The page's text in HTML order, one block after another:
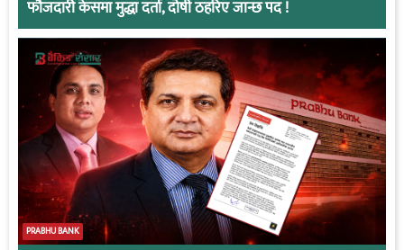
फौजदारी केसमा मुद्धा दर्ता, दोषी ठहरिए जान्छ पद !
PRABHU BANK